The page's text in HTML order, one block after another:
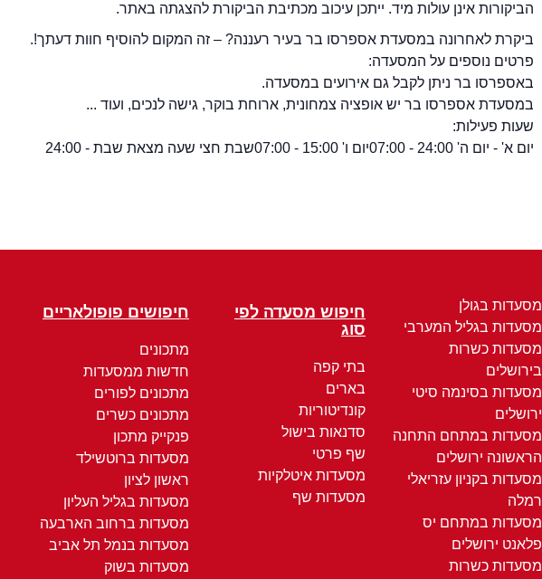
הביקורות אינן עולות מיד. ייתכן עיכוב מכתיבת הביקורת להצגתה באתר.
ביקרת לאחרונה במסעדת אספרסו בר בעיר רעננה? – זה המקום להוסיף חוות דעתך!.
פרטים נוספים על המסעדה:
באספרסו בר ניתן לקבל גם אירועים במסעדה.
במסעדת אספרסו בר יש אופציה צמחונית, ארוחת בוקר, גישה לנכים, ועוד ...
שעות פעילות:
יום א' - יום ה' 24:00 - 07:00
יום ו' 15:00 - 07:00 שבת חצי שעה מצאת שבת - 24:00
מסעדות בגולן
מסעדות בגליל המערבי
מסעדות כשרות
בירושלים
מסעדות בסינמה סיטי
ירושלים
מסעדות במתחם התחנה
הראשונה ירושלים
מסעדות בקניון עזריאלי
רמלה
מסעדות במתחם יס
פלאנט ירושלים
מסעדות כשרות
חיפוש מסעדה לפי
סוג
בתי קפה
בארים
קונדיטוריות
סדנאות בישול
שף פרטי
מסעדות איטלקיות
מסעדות שף
חיפושים פופולאריים
מתכונים
חדשות ממסעדות
מתכונים לפורים
מתכונים כשרים
פנקייק מתכון
מסעדות ברוטשילד
ראשון לציון
מסעדות בגליל העליון
מסעדות ברחוב הארבעה
מסעדות בנמל תל אביב
מסעדות בשוק